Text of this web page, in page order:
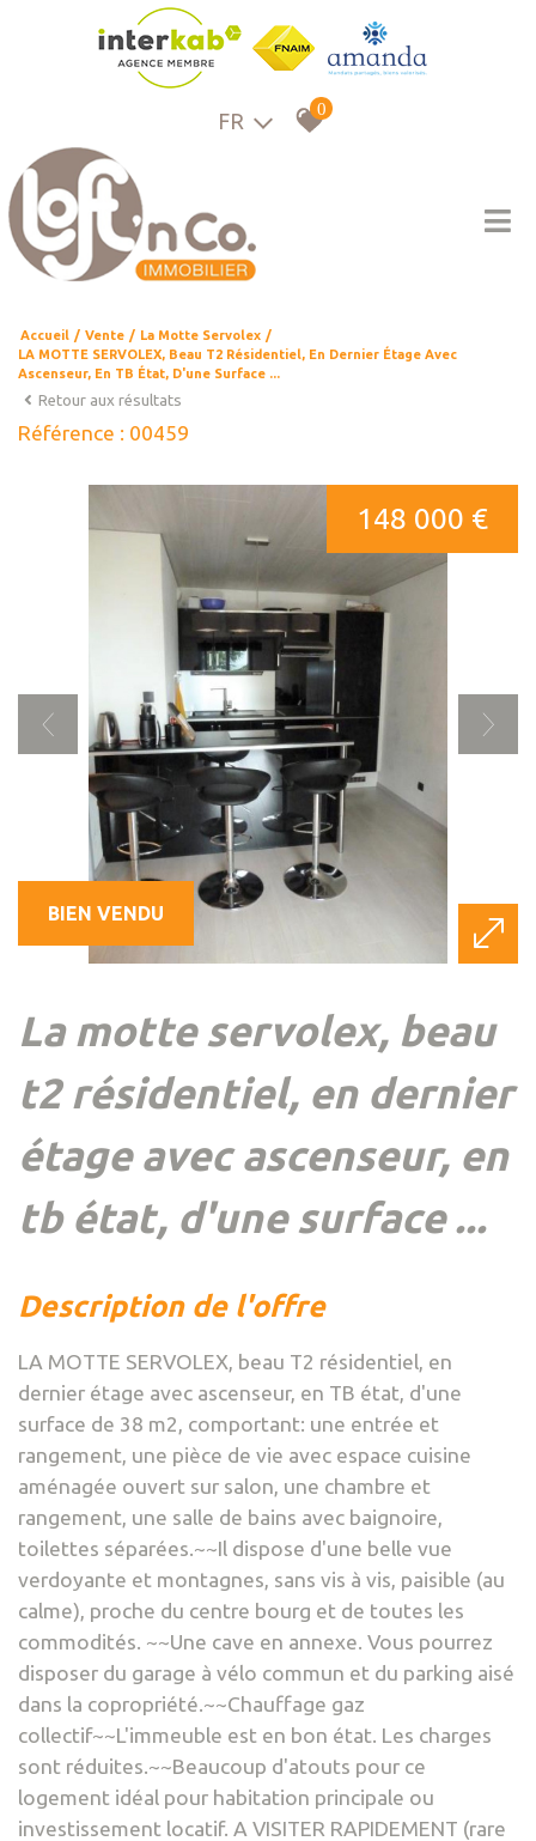
FR 0
Accueil Vente
La Motte Servolex
LA MOTTE SERVOLEX, Beau T2 Résidentiel, En Dernier Étage Avec
Ascenseur, En TB État, D'une Surface ...
Retour aux résultats
Référence : 00459
BIEN VENDU
148 000 €
la motte servolex, beau
t2 résidentiel, en dernier
étage avec ascenseur, en
tb état, d'une surface ...
description de l'offre
LA MOTTE SERVOLEX, beau T2 résidentiel, en
dernier étage avec ascenseur, en TB état, d'une
surface de 38 m2, comportant: une entrée et
rangement, une pièce de vie avec espace cuisine
aménagée ouvert sur salon, une chambre et
rangement, une salle de bains avec baignoire,
toilettes séparées.~~Il dispose d'une belle vue
verdoyante et montagnes, sans vis à vis, paisible (au
calme), proche du centre bourg et de toutes les
commodités. ~~Une cave en annexe. Vous pourrez
disposer du garage à vélo commun et du parking aisé
dans la copropriété.~~Chauffage gaz
collectif~~L'immeuble est en bon état. Les charges
sont réduites.~~Beaucoup d'atouts pour ce
logement idéal pour habitation principale ou
investissement locatif. A VISITER RAPIDEMENT (rare